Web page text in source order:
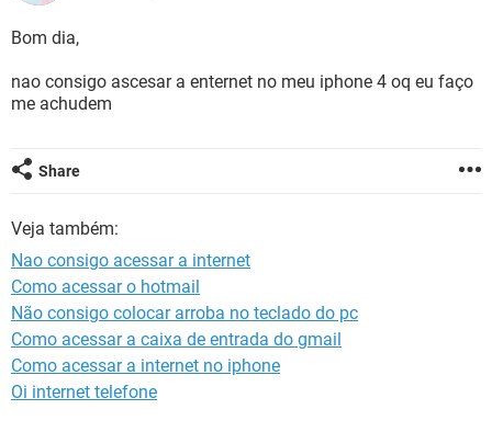
GUIA DE COMPRAS
INSTAGRAM
CELULAR
OUTLOOK
INSTAGRAM GMAIL
JOGOS
OUTLOOK
GUIA DE COMPRAS
Bom dia,
nao consigo ascesar a enternet no meu iphone 4 oq eu faço
me achudem
Share
Veja também:
Nao consigo acessar a internet
Como acessar o hotmail
Não consigo colocar arroba no teclado do pc
Como acessar a caixa de entrada do gmail
Como acessar a internet no iphone
Oi internet telefone